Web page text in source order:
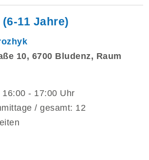
11 Jahre)
10, 6700 Bludenz, Raum
- 17:00 Uhr
/ gesamt: 12